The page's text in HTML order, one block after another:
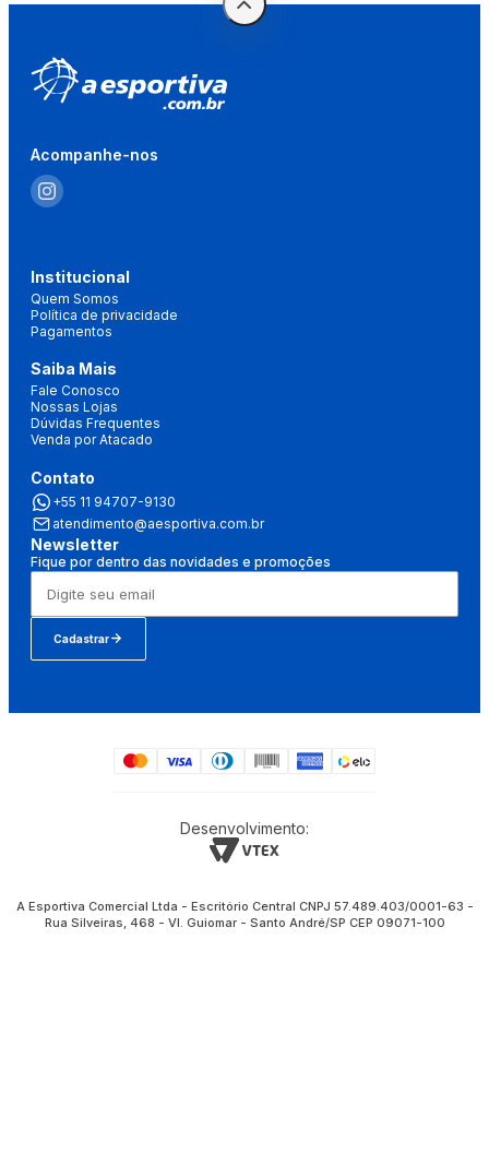
Acompanhe-nos
Institucional
Quem Somos
Política de privacidade
Pagamentos
Saiba Mais
Fale Conosco
Nossas Lojas
Dúvidas Frequentes
Venda por Atacado
Contato
+55 11 94707-9130
atendimento@aesportiva.com.br
Newsletter
Fique por dentro das novidades e promoções
Cadastrar
Desenvolvimento:
A Esportiva Comercial Ltda - Escritório Central CNPJ 57.489.403/0001-63 -
Rua Silveiras, 468 - Vl. Guiomar - Santo André/SP CEP 09071-100